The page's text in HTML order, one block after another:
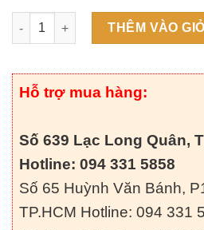
Tranh Hoa Hồng Dát Vàng 24K
THÊM VÀO
Hỗ trợ mua hàng:
Số 639 Lạc Long Quân,
Hotline: 094 331 5858
Số 65 Huỳnh Văn Bánh,
TP.HCM Hotline: 094 331